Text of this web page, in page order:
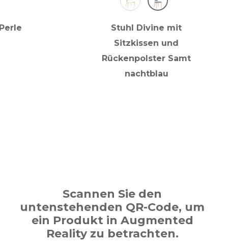
Stuhl Divine mit
Sitzkissen und
Rückenpolster Samt
nachtblau
Scannen Sie den
untenstehenden QR-Code, um
ein Produkt in Augmented
Reality zu betrachten.